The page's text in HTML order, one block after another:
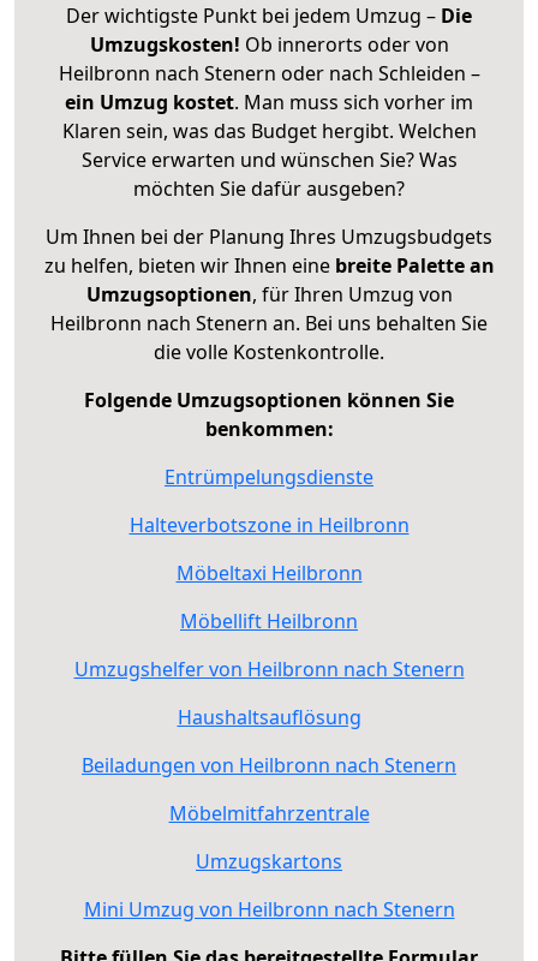
Der wichtigste Punkt bei jedem Umzug – Die
Umzugskosten! Ob innerorts oder von
Heilbronn nach Stenern oder nach Schleiden –
ein Umzug kostet. Man muss sich vorher im
Klaren sein, was das Budget hergibt. Welchen
Service erwarten und wünschen Sie? Was
möchten Sie dafür ausgeben?
Um Ihnen bei der Planung Ihres Umzugsbudgets
zu helfen, bieten wir Ihnen eine breite Palette an
Umzugsoptionen, für Ihren Umzug von
Heilbronn nach Stenern an. Bei uns behalten Sie
die volle Kostenkontrolle.
Folgende Umzugsoptionen können Sie
benkommen:
Entrümpelungsdienste
Halteverbotszone in Heilbronn
Möbeltaxi Heilbronn
Möbellift Heilbronn
Umzugshelfer von Heilbronn nach Stenern
Haushaltsauflösung
Beiladungen von Heilbronn nach Stenern
Möbelmitfahrzentrale
Umzugskartons
Mini Umzug von Heilbronn nach Stenern